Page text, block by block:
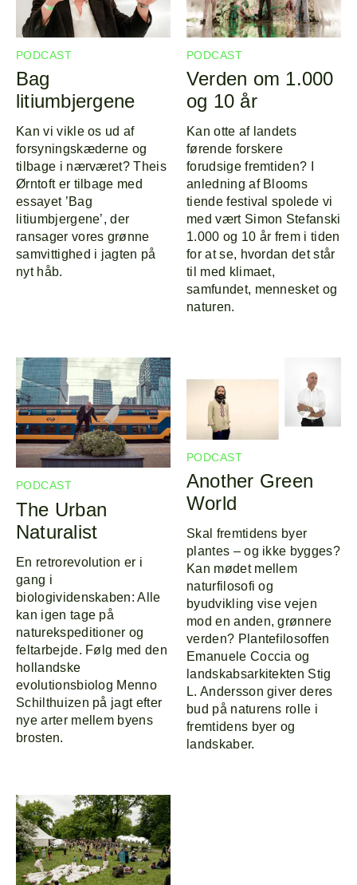
PODCAST
Bag
litiumbjergene
Kan vi vikle os ud af
forsyningskæderne og
tilbage i nærværet? Theis
Ørntoft er tilbage med
essayet ’Bag
litiumbjergene’, der
ransager vores grønne
samvittighed i jagten på
nyt håb.
PODCAST
Verden om 1.000
og 10 år
Kan otte af landets
førende forskere
forudsige fremtiden? I
anledning af Blooms
tiende festival spolede vi
med vært Simon Stefanski
1.000 og 10 år frem i tiden
for at se, hvordan det står
til med klimaet,
samfundet, mennesket og
naturen.
PODCAST
The Urban
Naturalist
En retrorevolution er i
gang i
biologividenskaben: Alle
kan igen tage på
naturekspeditioner og
feltarbejde. Følg med den
hollandske
evolutionsbiolog Menno
Schilthuizen på jagt efter
nye arter mellem byens
brosten.
PODCAST
Another Green
World
Skal fremtidens byer
plantes – og ikke bygges?
Kan mødet mellem
naturfilosofi og
byudvikling vise vejen
mod en anden, grønnere
verden? Plantefilosoffen
Emanuele Coccia og
landskabsarkitekten Stig
L. Andersson giver deres
bud på naturens rolle i
fremtidens byer og
landskaber.